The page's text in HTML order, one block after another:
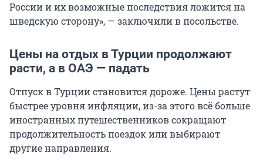
России и их возможные последствия ложится на
шведскую сторону», — заключили в посольстве.
Цены на отдых в Турции продолжают
расти, а в ОАЭ — падать
Отпуск в Турции становится дороже. Цены растут
быстрее уровня инфляции, из-за этого всё больше
иностранных путешественников сокращают
продолжительность поездок или выбирают
другие направления.